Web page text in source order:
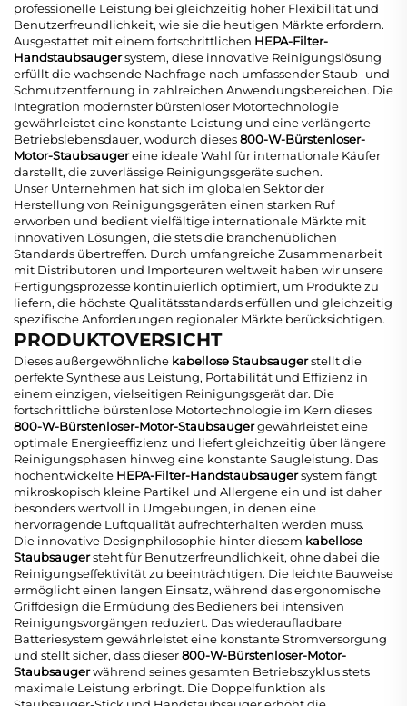
professionelle Leistung bei gleichzeitig hoher Flexibilität und
Benutzerfreundlichkeit, wie sie die heutigen Märkte erfordern.
Ausgestattet mit einem fortschrittlichen HEPA-Filter-
Handstaubsaugersystem, diese innovative Reinigungslösung
erfüllt die wachsende Nachfrage nach umfassender Staub- und
Schmutzentfernung in zahlreichen Anwendungsbereichen. Die
Integration modernster bürstenloser Motortechnologie
gewährleistet eine konstante Leistung und eine verlängerte
Betriebslebensdauer, wodurch dieses800-W-Bürstenloser-
Motor-Staubsaugereine ideale Wahl für internationale Käufer
darstellt, die zuverlässige Reinigungsgeräte suchen.
Unser Unternehmen hat sich im globalen Sektor der
Herstellung von Reinigungsgeräten einen starken Ruf
erworben und bedient vielfältige internationale Märkte mit
innovativen Lösungen, die stets die branchenüblichen
Standards übertreffen. Durch umfangreiche Zusammenarbeit
mit Distributoren und Importeuren weltweit haben wir unsere
Fertigungsprozesse kontinuierlich optimiert, um Produkte zu
liefern, die höchste Qualitätsstandards erfüllen und gleichzeitig
spezifische Anforderungen regionaler Märkte berücksichtigen.
PRODUKTOVERSICHT
Dieses außergewöhnliche kabellose Staubsaugerstellt die
perfekte Synthese aus Leistung, Portabilität und Effizienz in
einem einzigen, vielseitigen Reinigungsgerät dar. Die
fortschrittliche bürstenlose Motortechnologie im Kern dieses
800-W-Bürstenloser-Motor-Staubsaugergewährleistet eine
optimale Energieeffizienz und liefert gleichzeitig über längere
Reinigungsphasen hinweg eine konstante Saugleistung. Das
hochentwickelte HEPA-Filter-Handstaubsaugersystem fängt
mikroskopisch kleine Partikel und Allergene ein und ist daher
besonders wertvoll in Umgebungen, in denen eine
hervorragende Luftqualität aufrechterhalten werden muss.
Die innovative Designphilosophie hinter diesem kabellose
Staubsaugersteht für Benutzerfreundlichkeit, ohne dabei die
Reinigungseffektivität zu beeinträchtigen. Die leichte Bauweise
ermöglicht einen langen Einsatz, während das ergonomische
Griffdesign die Ermüdung des Bedieners bei intensiven
Reinigungsvorgängen reduziert. Das wiederaufladbare
Batteriesystem gewährleistet eine konstante Stromversorgung
und stellt sicher, dass dieser800-W-Bürstenloser-Motor-
Staubsaugerwährend seines gesamten Betriebszyklus stets
maximale Leistung erbringt. Die Doppelfunktion als